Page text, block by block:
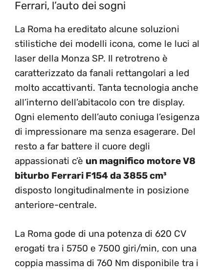
Ferrari, l’auto dei sogni
La Roma ha ereditato alcune soluzioni
stilistiche dei modelli icona, come le luci al
laser della Monza SP. Il retrotreno è
caratterizzato da fanali rettangolari a led
molto accattivanti. Tanta tecnologia anche
all’interno dell’abitacolo con tre display.
Ogni elemento dell’auto coniuga l’esigenza
di impressionare ma senza esagerare. Del
resto a far battere il cuore degli
appassionati c’è un magnifico motore V8
biturbo Ferrari F154 da 3855 cm³
disposto longitudinalmente in posizione
anteriore-centrale.
La Roma gode di una potenza di 620 CV
erogati tra i 5750 e 7500 giri/min, con una
coppia massima di 760 Nm disponibile tra i